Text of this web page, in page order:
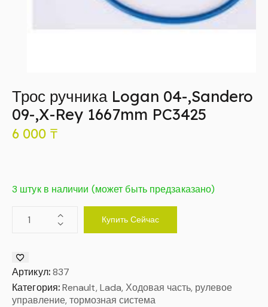
Трос ручника Logan 04-,Sandero
09-,X-Rey 1667mm PC3425
6 000 ₸
3 штук в наличии (может быть предзаказано)
Купить Сейчас
Артикул: 837
Категория:Renault, Lada, Ходовая часть, рулевое
управление, тормозная система